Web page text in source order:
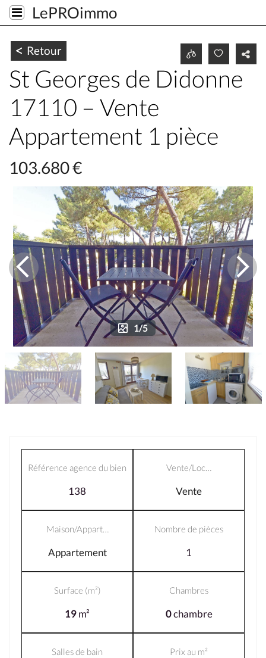
LePROimmo
< Retour
St Georges de Didonne
17110 – Vente
Appartement 1 pièce
103.680 €
1/5
Référence agence du bien
138
Vente/Loc…
Vente
Maison/Appart…
Appartement
Nombre de pièces
1
Surface (m²)
19m²
Chambres
0chambre
Salles de bain Prix au m²